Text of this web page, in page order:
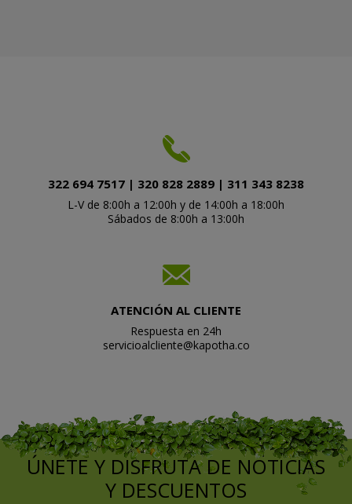
322 694 7517 | 320 828 2889 | 311 343 8238
L-V de 8:00h a 12:00h y de 14:00h a 18:00h
Sábados de 8:00h a 13:00h
ATENCIÓN AL CLIENTE
Respuesta en 24h
servicioalcliente@kapotha.co
ÚNETE Y DISFRUTA DE NOTICIAS
Y DESCUENTOS